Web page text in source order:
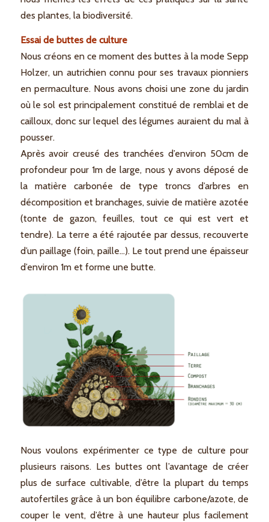
des plantes, la biodiversité.
Essai de buttes de culture
Nous créons en ce moment des buttes à la mode Sepp
Holzer, un autrichien connu pour ses travaux pionniers
en permaculture. Nous avons choisi une zone du jardin
où le sol est principalement constitué de remblai et de
cailloux, donc sur lequel des légumes auraient du mal à
pousser.
Après avoir creusé des tranchées d’environ 50cm de
profondeur pour 1m de large, nous y avons déposé de
la matière carbonée de type troncs d’arbres en
décomposition et branchages, suivie de matière azotée
(tonte de gazon, feuilles, tout ce qui est vert et
tendre). La terre a été rajoutée par dessus, recouverte
d’un paillage (foin, paille…). Le tout prend une épaisseur
d’environ 1m et forme une butte.
Nous voulons expérimenter ce type de culture pour
plusieurs raisons. Les buttes ont l’avantage de créer
plus de surface cultivable, d’être la plupart du temps
autofertiles grâce à un bon équilibre carbone/azote, de
couper le vent, d’être à une hauteur plus facilement